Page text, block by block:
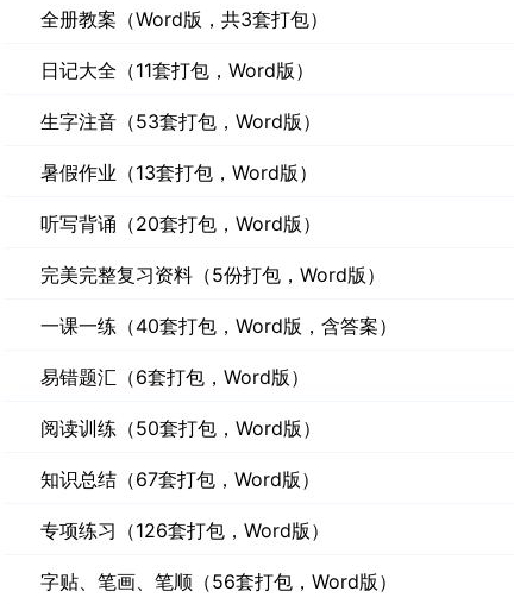
全册教案（Word版，共3套打包）
日记大全（11套打包，Word版）
生字注音（53套打包，Word版）
暑假作业（13套打包，Word版）
听写背诵（20套打包，Word版）
完美完整复习资料（5份打包，Word版）
一课一练（40套打包，Word版，含答案）
易错题汇（6套打包，Word版）
阅读训练（50套打包，Word版）
知识总结（67套打包，Word版）
专项练习（126套打包，Word版）
字贴、笔画、笔顺（56套打包，Word版）